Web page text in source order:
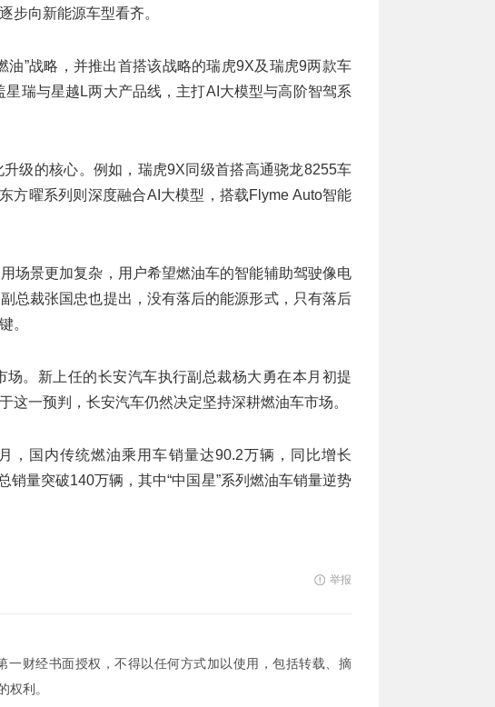
步向新能源车型看齐。
”战略，并推出首搭该战略的瑞虎9X及瑞虎9两款车
瑞与星越L两大产品线，主打AI大模型与高阶智驾系
级的核心。例如，瑞虎9X同级首搭高通骁龙8255车
方曜系列则深度融合AI大模型，搭载Flyme Auto智能
场景更加复杂，用户希望燃油车的智能辅助驾驶像电
总裁张国忠也提出，没有落后的能源形式，只有落后
。
。新上任的长安汽车执行副总裁杨大勇在本月初提
一预判，长安汽车仍然决定坚持深耕燃油车市场。
，国内传统燃油乘用车销量达90.2万辆，同比增长
量突破140万辆，其中“中国星”系列燃油车销量逆势
举报
财经书面授权，不得以任何方式加以使用，包括转载、摘
权利。